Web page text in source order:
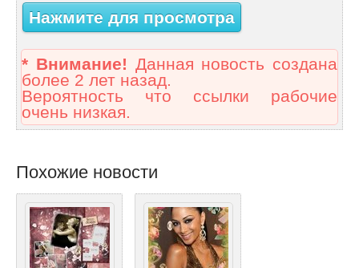
Нажмите для просмотра
* Внимание! Данная новость создана
более 2 лет назад.
Вероятность что ссылки рабочие
очень низкая.
Похожие новости